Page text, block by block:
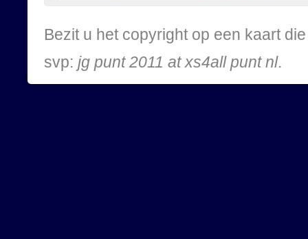
Bezit u het copyright op een kaart
svp: jg punt 2011 at xs4all punt nl.